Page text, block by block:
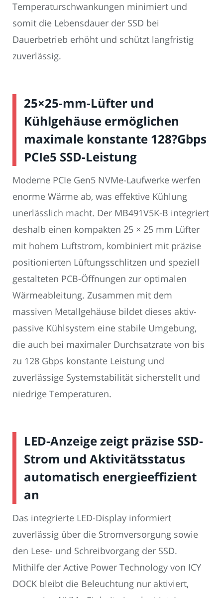
Temperaturschwankungen minimiert und
somit die Lebensdauer der SSD bei
Dauerbetrieb erhöht und schützt langfristig
zuverlässig.
25×25-mm-Lüfter und
Kühlgehäuse ermöglichen
maximale konstante 128?Gbps
PCIe5 SSD-Leistung
Moderne PCIe Gen5 NVMe-Laufwerke werfen
enorme Wärme ab, was effektive Kühlung
unerlässlich macht. Der MB491V5K-B integriert
deshalb einen kompakten 25 × 25 mm Lüfter
mit hohem Luftstrom, kombiniert mit präzise
positionierten Lüftungsschlitzen und speziell
gestalteten PCB-Öffnungen zur optimalen
Wärmeableitung. Zusammen mit dem
massiven Metallgehäuse bildet dieses aktiv-
passive Kühlsystem eine stabile Umgebung,
die auch bei maximaler Durchsatzrate von bis
zu 128 Gbps konstante Leistung und
zuverlässige Systemstabilität sicherstellt und
niedrige Temperaturen.
LED-Anzeige zeigt präzise SSD-
Strom und Aktivitätsstatus
automatisch energieeffizient
an
Das integrierte LED-Display informiert
zuverlässig über die Stromversorgung sowie
den Lese- und Schreibvorgang der SSD.
Mithilfe der Active Power Technology von ICY
DOCK bleibt die Beleuchtung nur aktiviert,